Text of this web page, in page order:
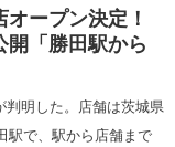
オープン決定！
開「勝田駅から
明した。店舗は茨城県
駅で、駅から店舗まで